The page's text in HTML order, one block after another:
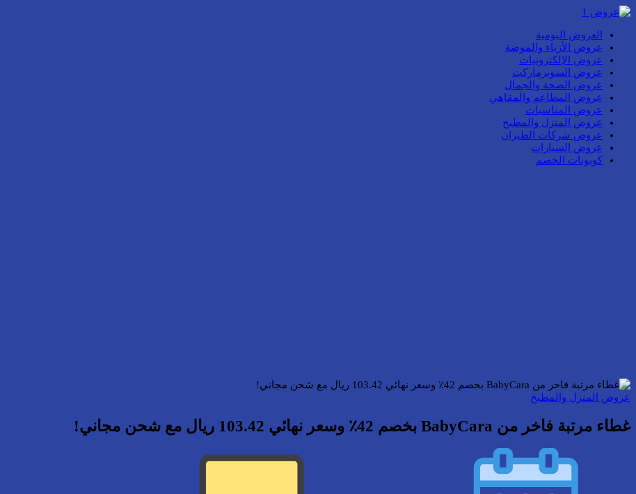
العروض اليومية
عروض الأزياء والموضة
عروض الإلكترونيات
عروض السوبرماركت
عروض الصحة والجمال
عروض المطاعم والمقاهي
عروض المناسبات
عروض المنزل والمطبخ
عروض شركات الطيران
عروض السيارات
كوبونات الخصم
عروض المنزل والمطبخ
غطاء مرتبة فاخر من BabyCara بخصم 42٪ وسعر نهائي 103.42 ريال مع شحن مجاني!